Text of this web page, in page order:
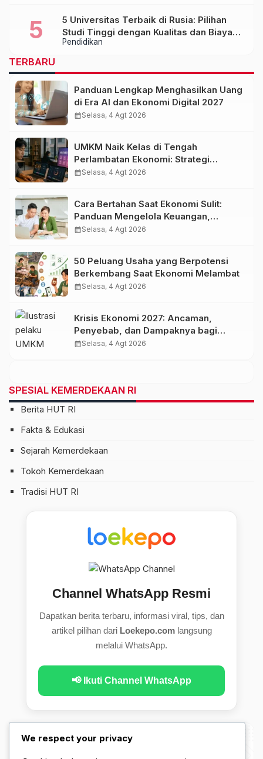
Pendidikan
5 Universitas Terbaik di Rusia: Pilihan
Studi Tinggi dengan Kualitas dan Biaya
Terjangkau
TERBARU
Panduan Lengkap Menghasilkan Uang
di Era AI dan Ekonomi Digital 2027
calendar_monthSelasa, 4 Agt 2026
UMKM Naik Kelas di Tengah
Perlambatan Ekonomi: Strategi
Bertahan dan Tumbuh di Era Digital
calendar_monthSelasa, 4 Agt 2026
Cara Bertahan Saat Ekonomi Sulit:
Panduan Mengelola Keuangan,
Investasi, dan Menambah Penghasilan
calendar_monthSelasa, 4 Agt 2026
50 Peluang Usaha yang Berpotensi
Berkembang Saat Ekonomi Melambat
calendar_monthSelasa, 4 Agt 2026
Krisis Ekonomi 2027: Ancaman,
Penyebab, dan Dampaknya bagi
Indonesia
calendar_monthSelasa, 4 Agt 2026
SPESIAL KEMERDEKAAN RI
Berita HUT RI
Fakta & Edukasi
Sejarah Kemerdekaan
Tokoh Kemerdekaan
Tradisi HUT RI
Channel WhatsApp Resmi
Dapatkan berita terbaru, informasi viral, tips, dan
artikel pilihan dari Loekepo.comlangsung
melalui WhatsApp.
📢 Ikuti Channel WhatsApp
We respect your privacy